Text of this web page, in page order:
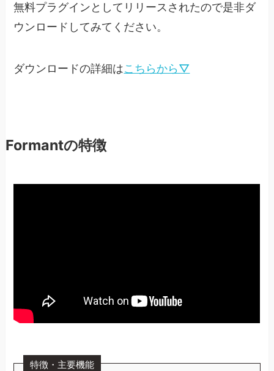
無料プラグインとしてリリースされたので是非ダ
ウンロードしてみてください。
ダウンロードの詳細はこちらから▽
Formantの特徴
特徴・主要機能